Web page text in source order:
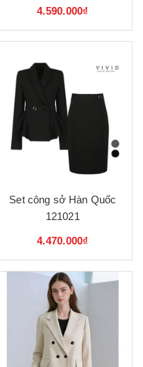
4.590.000₫
Set công sở Hàn Quốc
121021
4.470.000₫